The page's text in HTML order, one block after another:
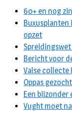
60+ en nog
Buxusplanten
opzet
Bericht voor
Valse collecte
Oppas
Een
Vught moet